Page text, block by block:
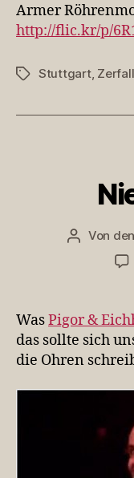
Armer
http://flic.kr/p/
Schlagwörter
Stuttgart, Zerfall
Von
WasPigor &
das sollte sich
die Ohren